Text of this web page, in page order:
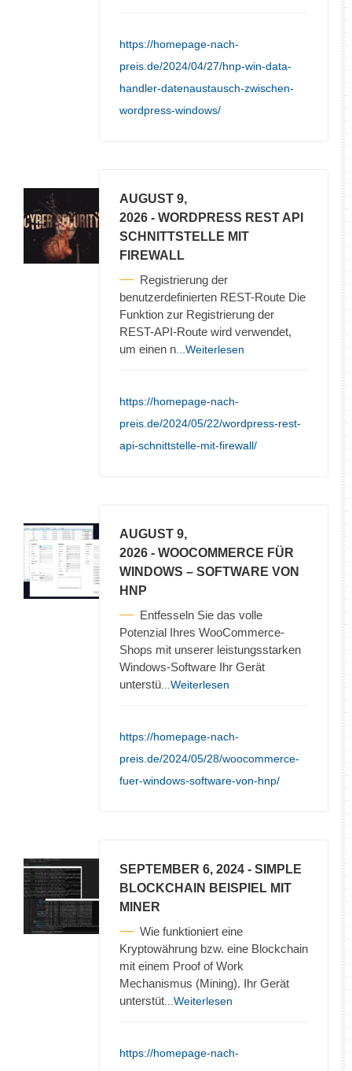
https://homepage-nach-
preis.de/2024/04/27/hnp-win-data-
handler-datenaustausch-zwischen-
wordpress-windows/
AUGUST 9,
2026 - WORDPRESS REST API
SCHNITTSTELLE MIT
FIREWALL
Registrierung der
benutzerdefinierten REST-Route Die
Funktion zur Registrierung der
REST-API-Route wird verwendet,
um einen n ...Weiterlesen
https://homepage-nach-
preis.de/2024/05/22/wordpress-rest-
api-schnittstelle-mit-firewall/
AUGUST 9,
2026 - WOOCOMMERCE FÜR
WINDOWS – SOFTWARE VON
HNP
Entfesseln Sie das volle
Potenzial Ihres WooCommerce-
Shops mit unserer leistungsstarken
Windows-Software Ihr Gerät
unterstü ...Weiterlesen
https://homepage-nach-
preis.de/2024/05/28/woocommerce-
fuer-windows-software-von-hnp/
SEPTEMBER 6, 2024 - SIMPLE
BLOCKCHAIN BEISPIEL MIT
MINER
Wie funktioniert eine
Kryptowährung bzw. eine Blockchain
mit einem Proof of Work
Mechanismus (Mining). Ihr Gerät
unterstüt ...Weiterlesen
https://homepage-nach-